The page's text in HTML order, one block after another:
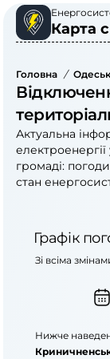
Карта
Головна /
Актуальна
громаді:
стан
Графік
Зі всіма
Нижче